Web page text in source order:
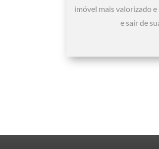
imóvel mais valorizado
e sair de